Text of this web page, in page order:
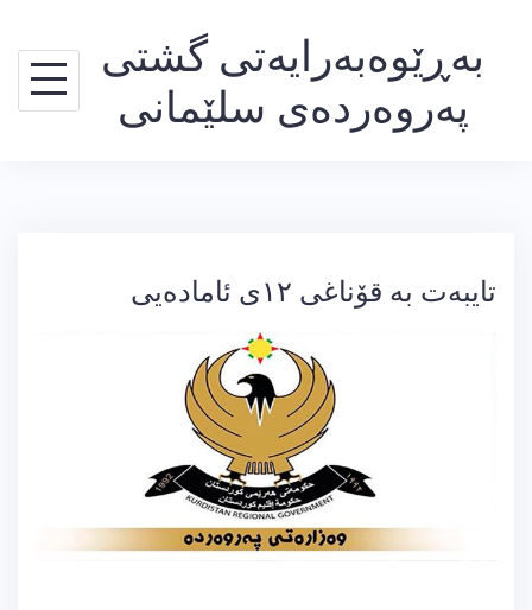
بەڕێوەبەرایەتی گشتی
پەروەردەی سلێمانی
تایبەت بە قۆناغی ١٢ی ئامادەیی